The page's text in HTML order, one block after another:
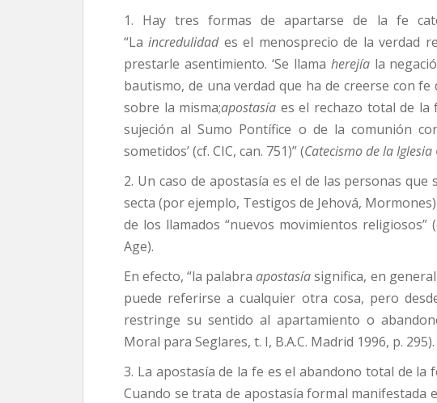
1. Hay tres formas de apartarse de la fe
“Laincredulidades el menosprecio de la verdad
prestarle asentimiento. ‘Se llama herejíala
bautismo, de una verdad que ha de creerse con
sobre la misma;apostasía es el rechazo total de la
sujeción al Sumo Pontífice o de la comunión
sometidos’ (cf. CIC, can. 751)” (Catecismo de la Iglesia
2. Un caso de apostasía es el de las personas que
secta (por ejemplo, Testigos de Jehová,
de los llamados “nuevos movimientos
Age).
En efecto, “la palabraapostasíasignifica, en
puede referirse a cualquier otra cosa, pero
restringe su sentido al apartamiento o
Moral para Seglares, t. I, B.A.C. Madrid 1996, p. 295).
3. La apostasía de la fe es el abandono total de la
Cuando se trata de apostasía formal manifestada